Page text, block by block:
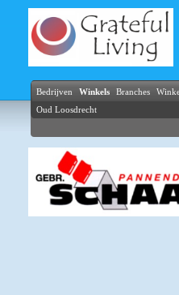
Bedrijven Winkels Branches
Oud Loosdrecht